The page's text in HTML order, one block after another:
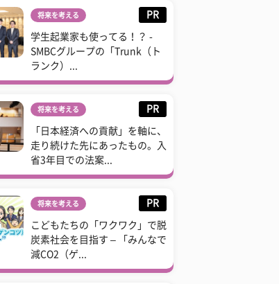
将来を考える PR
学生起業家も使ってる！？ -
SMBCグループの「Trunk（ト
ランク）...
将来を考える PR
「日本経済への貢献」を軸に、
走り続けた先にあったもの。入
省3年目での法案...
将来を考える PR
こどもたちの「ワクワク」で脱
炭素社会を目指す – 「みんなで
減CO2（ゲ...